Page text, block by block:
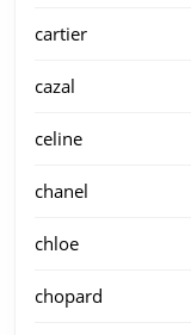
cartier
cazal
celine
chanel
chloe
chopard